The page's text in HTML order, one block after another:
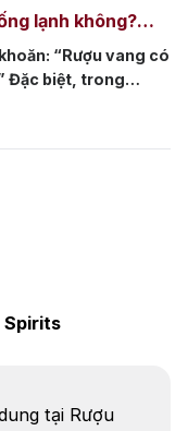
Hibiki
quà
giải đáp những thắc
tận, đồng thời
lạnh không?
và thưởng thức
“Rượu vang có
Đặc biệt, trong
thích. Hãy cùng
và thưởng thức
[…]
Spirits
tại Rượu